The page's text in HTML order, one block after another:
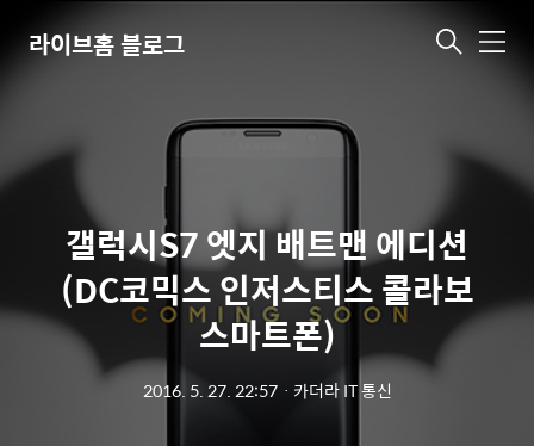
라이브홈 블로그 메
갤럭시S7 엣지 배트맨 에디션
(DC코믹스 인저스티스 콜라보
스마트폰)
2016. 5. 27. 22:57ㆍ 카더라 IT 통신